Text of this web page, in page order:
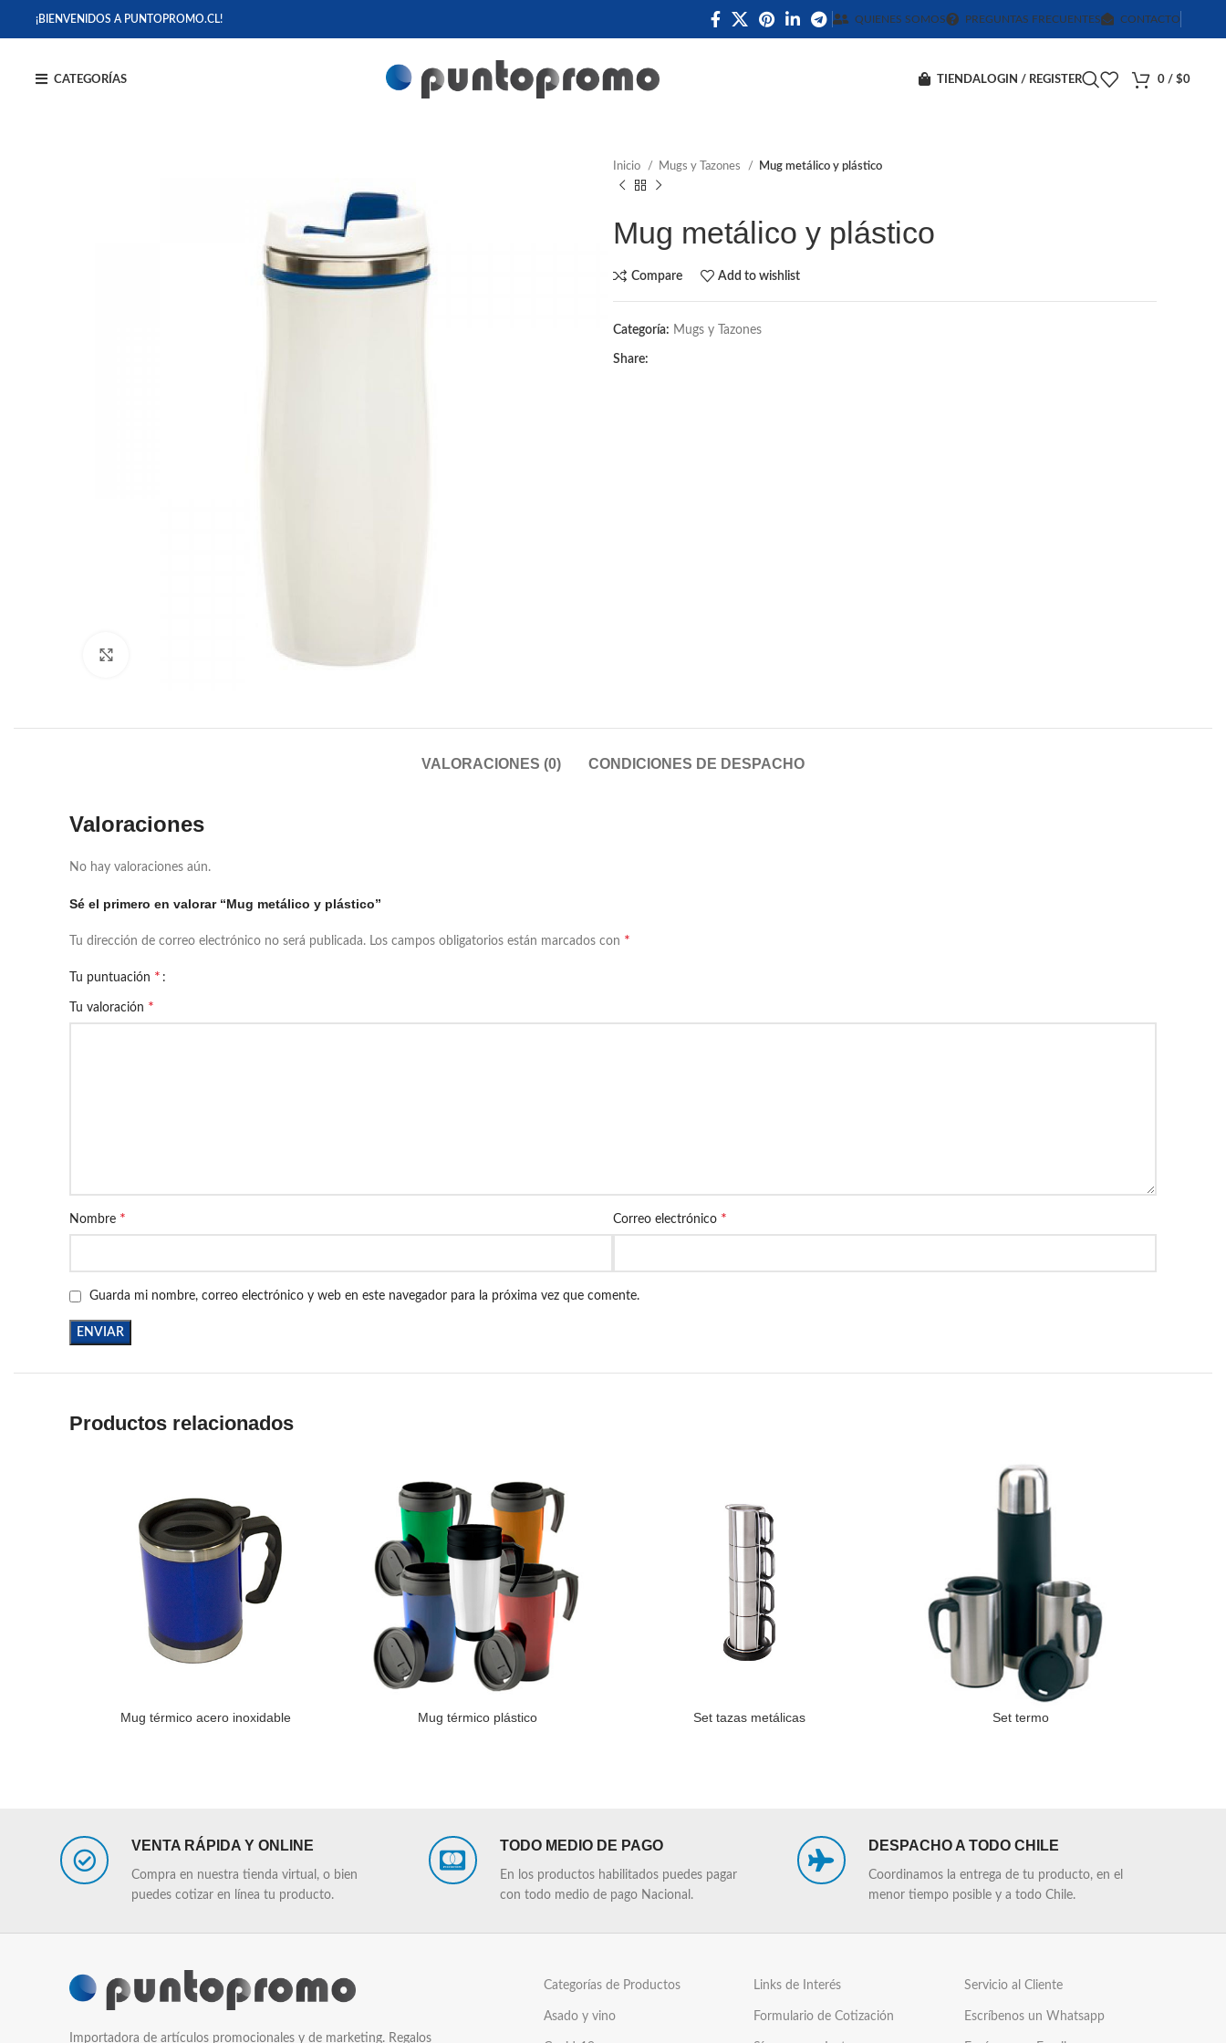
¡BIENVENIDOS A PUNTOPROMO.CL! QUIENES SOMOS PREGUNTAS FRECUENTES CONTACTO
CATEGORÍAS TIENDA LOGIN / REGISTER 0 / $0
Inicio Mugs y Tazones Mug metálico y plástico
Mug metálico y plástico
Compare Add to wishlist
Categoría: Mugs y Tazones
Share:
VALORACIONES (0) CONDICIONES DE DESPACHO
Valoraciones
No hay valoraciones aún.
Sé el primero en valorar “Mug metálico y plástico”
Tu dirección de correo electrónico no será publicada. Los campos obligatorios están marcados con *
Tu puntuación *
Tu valoración *
Nombre * Correo electrónico *
Guarda mi nombre, correo electrónico y web en este navegador para la próxima vez que comente.
Productos relacionados
LEER MÁSMug térmico acero inoxidable Mug térmico plástico Set tazas metálicas Set termo
VENTA RÁPIDA Y ONLINE
Compra en nuestra tienda virtual, o bien
puedes cotizar en línea tu producto.
TODO MEDIO DE PAGO
En los productos habilitados puedes pagar
con todo medio de pago Nacional.
DESPACHO A TODO CHILE
Coordinamos la entrega de tu producto, en el
menor tiempo posible y a todo Chile.
Importadora de artículos promocionales y de marketing. Regalos
Categorías de Productos
Asado y vino
Links de Interés
Formulario de Cotización
Servicio al Cliente
Escríbenos un Whatsapp